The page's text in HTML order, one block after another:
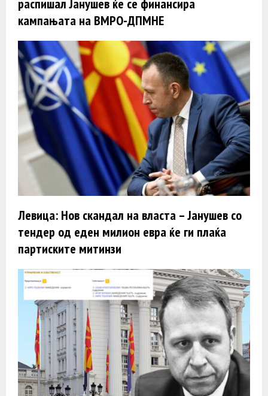
распишал Јанушев ќе се финансира
кампањата на ВМРО-ДПМНЕ
Левица: Нов скандал на власта – Јанушев со
тендер од еден милион евра ќе ги плаќа
партиските митинзи